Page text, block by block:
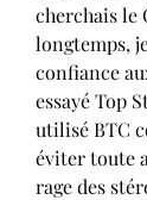
cherchais le
longtemps,
confiance
essayé Top
utilisé BTC
éviter toute
rage des